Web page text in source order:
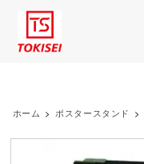
ホーム > ポスタースタンド >